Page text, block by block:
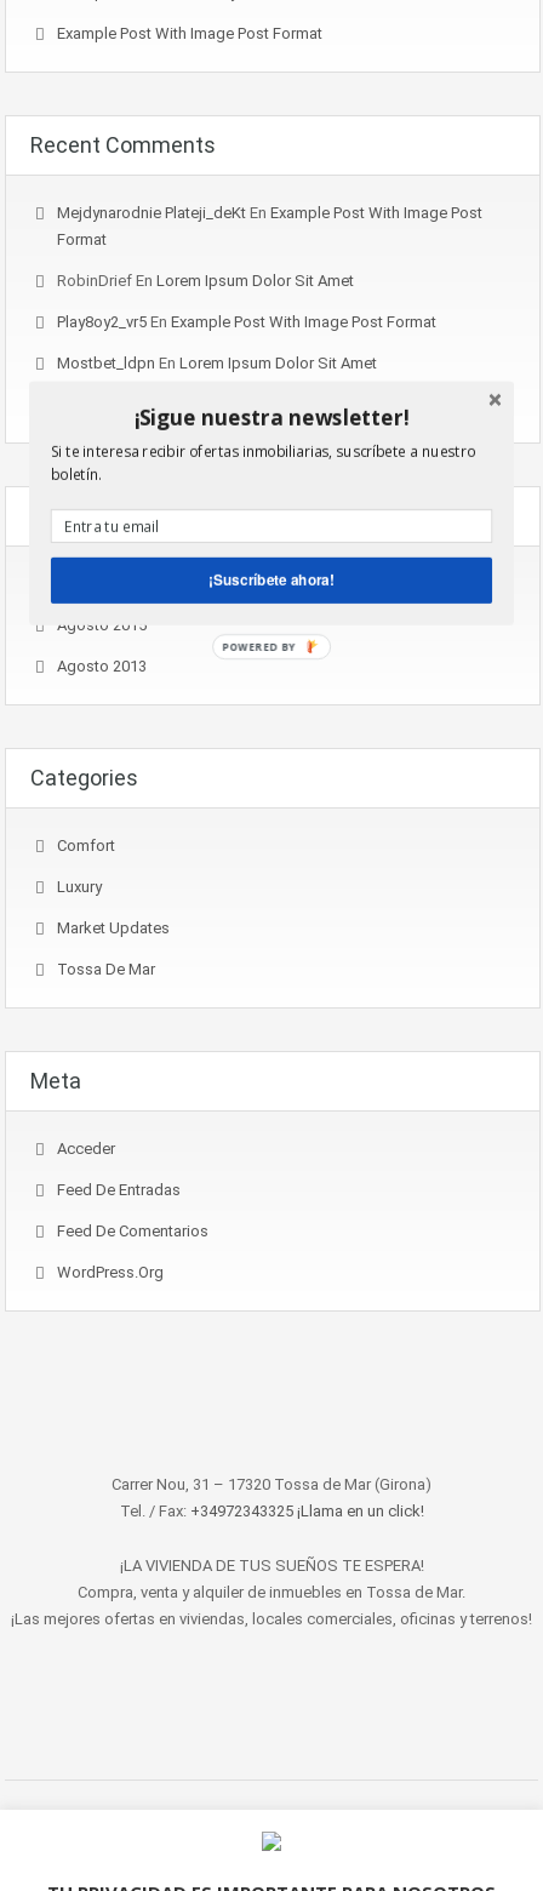
Example Post With Image Post Format
Recent Comments
Mejdynarodnie Plateji_deKt En Example Post With Image Post
Format
RobinDrief En Lorem Ipsum Dolor Sit Amet
Play8oy2_vr5 En Example Post With Image Post Format
Mostbet_ldpn En Lorem Ipsum Dolor Sit Amet
Mostbet_mvpn Lorem Ipsum Dolor Sit Amet
Archives
Agosto 2015
Agosto 2013
Categories
Comfort
Luxury
Market Updates
Tossa De Mar
Meta
Acceder
Feed De Entradas
Feed De Comentarios
WordPress.org
Carrer Nou, 31 – 17320 Tossa de Mar (Girona)
Tel. / Fax: +34972343325 ¡Llama en un click!
¡LA VIVIENDA DE TUS SUEÑOS TE ESPERA!
Compra, venta y alquiler de inmuebles en Tossa de Mar.
¡Las mejores ofertas en viviendas, locales comerciales, oficinas y terrenos!
¡Sigue nuestra newsletter!
Si te interesa recibir ofertas inmobiliarias, suscríbete a nuestro
boletín.
¡Suscríbete ahora!
POWERED BY